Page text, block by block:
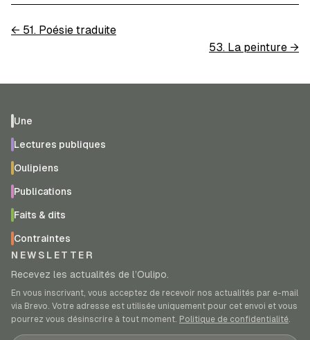
← 51. Poésie traduite
53. La peinture →
Une
Lectures publiques
Oulipiens
Publications
Faits & dits
Contraintes
NEWSLETTER
Recevez les actualités de l’Oulipo.
En vous inscrivant, vous acceptez de recevoir nos actualités par e-mail
via Brevo. Votre adresse est utilisée uniquement pour cet envoi et vous
pourrez vous désinscrire à tout moment. Politique de confidentialité.